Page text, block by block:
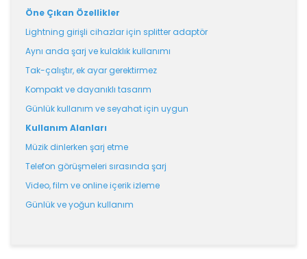
Öne Çıkan Özellikler
Lightning girişli cihazlar için splitter adaptör
Aynı anda şarj ve kulaklık kullanımı
Tak-çalıştır, ek ayar gerektirmez
Kompakt ve dayanıklı tasarım
Günlük kullanım ve seyahat için uygun
Kullanım Alanları
Müzik dinlerken şarj etme
Telefon görüşmeleri sırasında şarj
Video, film ve online içerik izleme
Günlük ve yoğun kullanım